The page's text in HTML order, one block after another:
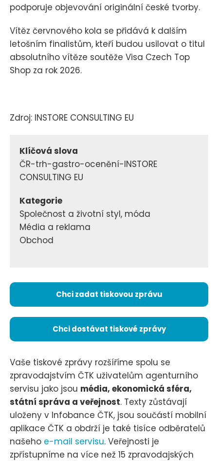
podporuje objevování originální české tvorby.
Vítěz červnového kola se přidává k dalším
letošním finalistům, kteří budou usilovat o titul
absolutního vítěze soutěže Visa Czech Top
Shop za rok 2026.
Zdroj: INSTORE CONSULTING EU
Klíčová slova
ČR-trh-gastro-ocenění-INSTORE
CONSULTING EU
Kategorie
Společnost a životní styl, móda
Média a reklama
Obchod
Chci zadat tiskovou zprávu
Chci dostávat tiskové zprávy
Vaše tiskové zprávy rozšíříme spolu se
zpravodajstvím ČTK uživatelům agenturního
servisu jako jsou média, ekonomická sféra,
státní správa a veřejnost. Texty zůstávají
uloženy v Infobance ČTK, jsou součástí mobilní
aplikace ČTK a obdrží je také tisíce odběratelů
našeho e-mail servisu. Veřejnosti je
zpřístupníme na více než 15 zpravodajských